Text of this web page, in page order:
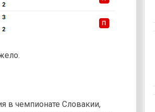
в чемпионате Словакии,